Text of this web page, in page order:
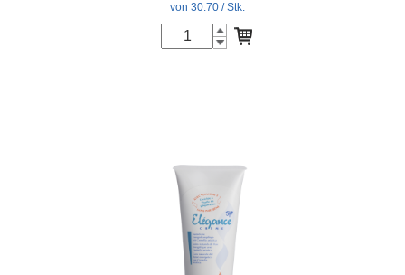
von 30.70/ Stk.